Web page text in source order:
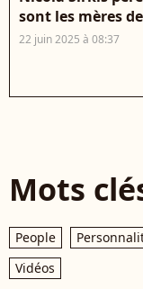
sont les mères
22 juin 2025 à 08:37
Mots
People
Vidéos